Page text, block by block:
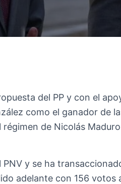
del PP y con el
como el ganador de
de Nicolás
y se ha
adelante con 156 votos